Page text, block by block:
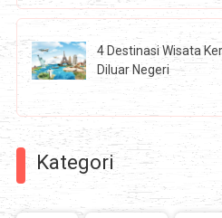
4 Destinasi Wisata
Diluar Negeri
Kategori